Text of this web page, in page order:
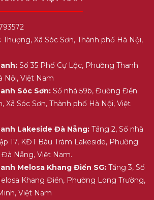
Xã Sóc Sơn, Thành phố Hà Nội,
Số 35 Phố Cự Lộc, Phường Thanh
Nội, Việt Nam
Sóc Sơn:Số nhà 59b, Đường Đền
Xã Sóc Sơn, Thành phố Hà Nội, Việt
Lakeside Đà Nẵng:Tầng 2, Số nhà
17, KĐT Bàu Tràm Lakeside, Phường
Đà Nẵng, Việt Nam.
Melosa Khang Điền SG:Tầng 3, Số
Khang Điền, Phường Long Trường,
Việt Nam